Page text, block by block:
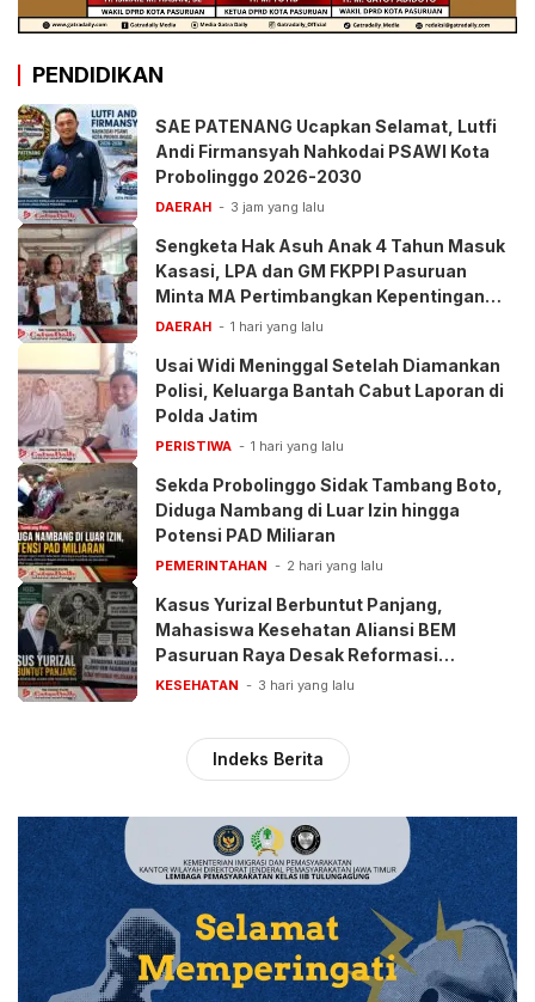
PENDIDIKAN
SAE PATENANG Ucapkan Selamat, Lutfi
Andi Firmansyah Nahkodai PSAWI Kota
Probolinggo 2026-2030
DAERAH 3 jam yang lalu
Sengketa Hak Asuh Anak 4 Tahun Masuk
Kasasi, LPA dan GM FKPPI Pasuruan
Minta MA Pertimbangkan Kepentingan
Anak
DAERAH 1 hari yang lalu
Usai Widi Meninggal Setelah Diamankan
Polisi, Keluarga Bantah Cabut Laporan di
Polda Jatim
PERISTIWA 1 hari yang lalu
Sekda Probolinggo Sidak Tambang Boto,
Diduga Nambang di Luar Izin hingga
Potensi PAD Miliaran
PEMERINTAHAN 2 hari yang lalu
Kasus Yurizal Berbuntut Panjang,
Mahasiswa Kesehatan Aliansi BEM
Pasuruan Raya Desak Reformasi
Pelayanan BPJS
KESEHATAN 3 hari yang lalu
Indeks Berita